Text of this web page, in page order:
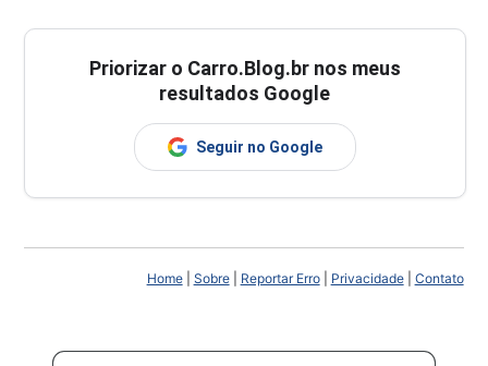
Priorizar o Carro.Blog.br nos meus
resultados Google
Seguir no Google
Home| Sobre| Reportar Erro| Privacidade| Contato